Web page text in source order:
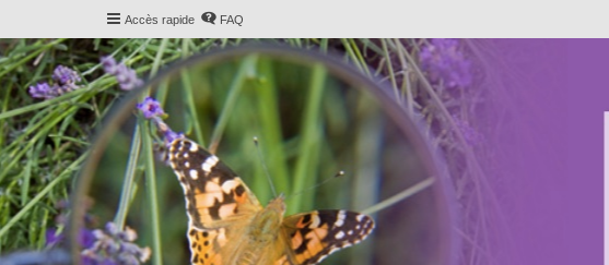
Accès rapide FAQ